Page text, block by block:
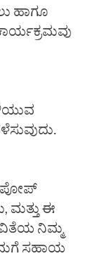
ಹಾಗೂ
ಪೋಪ್
ಮತ್ತು ಈ
ನಿಮ್ಮ
ಸಹಾಯ